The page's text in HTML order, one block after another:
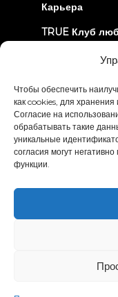
Чтобы обеспечить
как cookies, для
Согласие на
обрабатывать такие
уникальные
согласия могут
функции.
Карьера
TRUE Клуб
Информация
ДАВАЙТЕ
© 2026
Политика